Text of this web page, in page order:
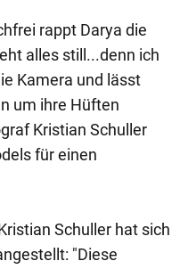
rappt Darya die
alles still...denn ich
Kamera und lässt
um ihre Hüften
Kristian Schuller
für einen
Schuller hat sich
"Diese